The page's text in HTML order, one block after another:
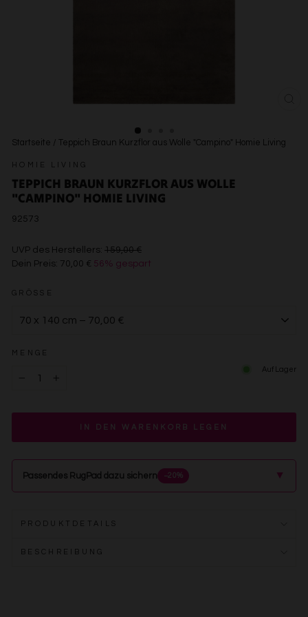
Startseite / Teppich Braun Kurzflor aus Wolle "Campino" Homie Living
HOMIE LIVING
TEPPICH BRAUN KURZFLOR AUS WOLLE
"CAMPINO" HOMIE LIVING
92573
UVP des Herstellers: 159,00 €€159,00
Dein Preis: 70,00 € 56% gespart
GRÖSSE
MENGE
Auf Lager
IN DEN WARENKORB LEGEN
Passendes RugPad dazu sichern −20% ▲
PRODUKTDETAILS
BESCHREIBUNG